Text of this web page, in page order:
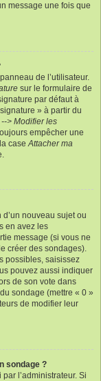
message une fois que
de l’utilisateur.
sur le formulaire de
par défaut à
» à partir du
> Modifier les
empêcher une
caseAttacher ma
nouveau sujet ou
en avez les
message (si vous ne
créer des sondages).
possibles, saisissez
pouvez aussi indiquer
de son vote dans
sondage (mettre « 0 »
de modifier leur
sondage ?
l’administrateur. Si